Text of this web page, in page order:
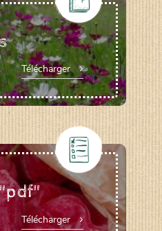
Télécharger
Télécharger